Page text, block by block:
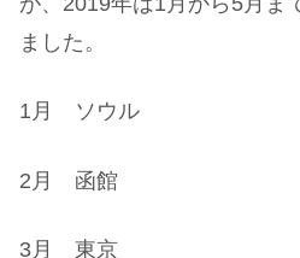
ました。
1月 ソウル
2月 函館
3月 東京